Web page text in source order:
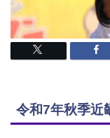
令和7年秋季近